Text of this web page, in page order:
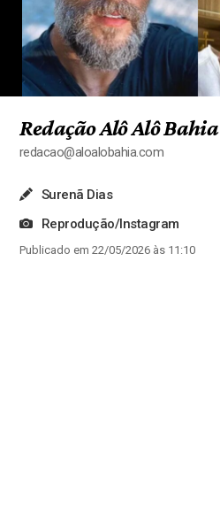
Redação Alô Alô Bahia
redacao@aloalobahia.com
Surenã Dias
Reprodução/Instagram
Publicado em 22/05/2026 às 11:10